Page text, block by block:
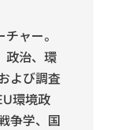
ャー。
政治、環
よび調査
環境政
争学、国